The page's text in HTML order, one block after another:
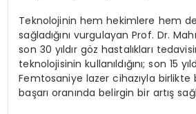
Teknolojinin hem hekimlere hem
sağladığını vurgulayan Prof. Dr.
son 30 yıldır göz hastalıkları
teknolojisinin kullanıldığını; son 15
Femtosaniye lazer cihazıyla birlikte
başarı oranında belirgin bir artış